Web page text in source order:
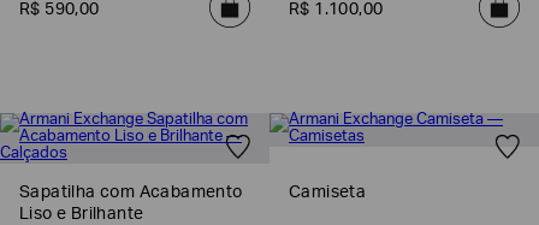
R$ 590,00 R$ 1 .100,00
Sapatilha com Acabamento
Liso e Brilhante
Camiseta